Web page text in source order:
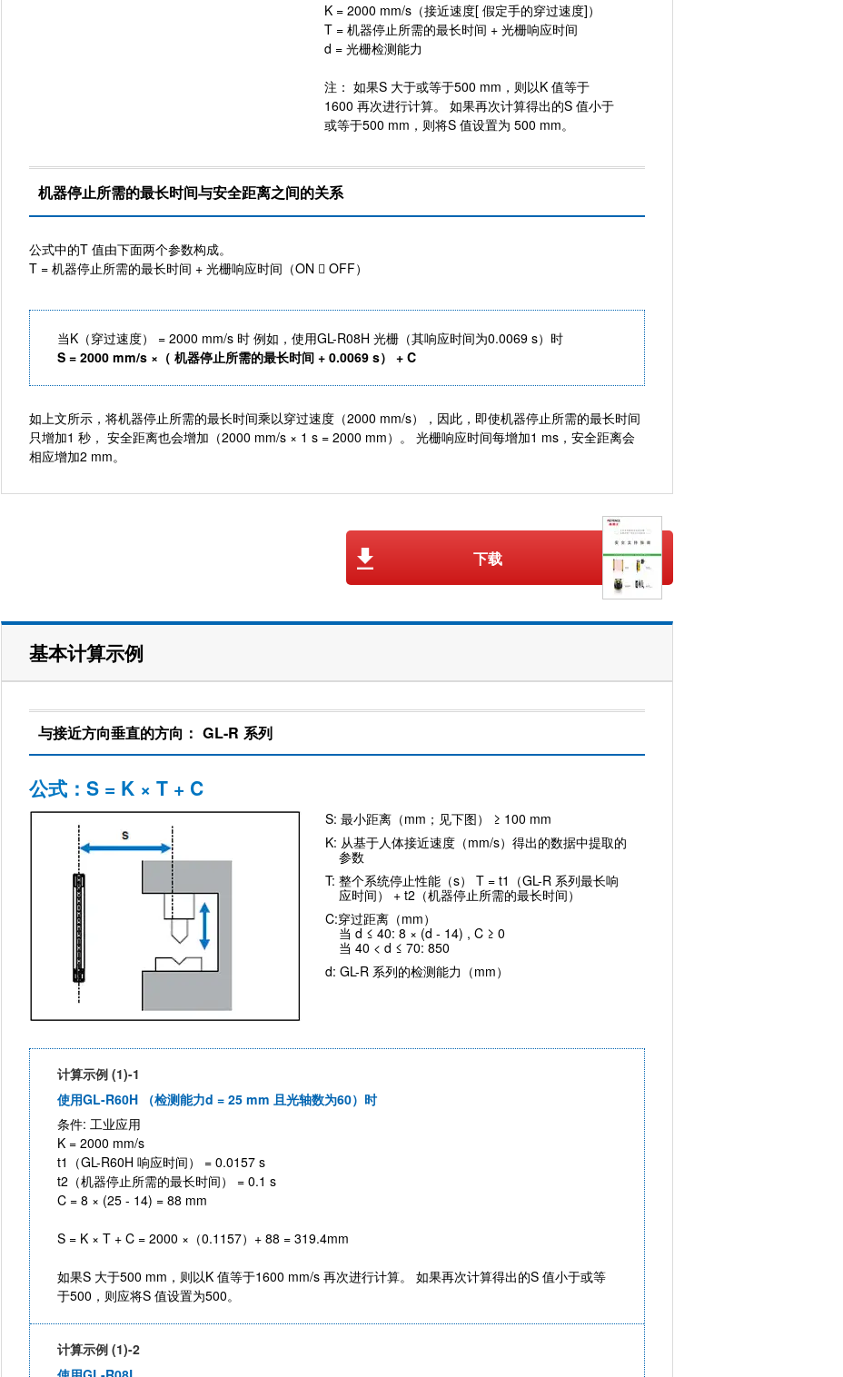
K = 2000 mm/s（接近速度[ 假定手的穿过速度]）
T = 机器停止所需的最长时间 + 光栅响应时间
d = 光栅检测能力
注： 如果S 大于或等于500 mm，则以K 值等于
1600 再次进行计算。 如果再次计算得出的S 值小于
或等于500 mm，则将S 值设置为 500 mm。
机器停止所需的最长时间与安全距离之间的关系
公式中的T 值由下面两个参数构成。
T = 机器停止所需的最长时间 + 光栅响应时间（ON  OFF）
当K（穿过速度） = 2000 mm/s 时 例如，使用GL-R08H 光栅（其响应时间为0.0069 s）时
S = 2000 mm/s ×（ 机器停止所需的最长时间 + 0.0069 s） + C
如上文所示，将机器停止所需的最长时间乘以穿过速度（2000 mm/s），因此，即使机器停止所需的最长时间
只增加1 秒， 安全距离也会增加（2000 mm/s × 1 s = 2000 mm）。 光栅响应时间每增加1 ms，安全距离会
相应增加2 mm。
下载
基本计算示例
与接近方向垂直的方向： GL-R 系列
公式：S = K × T + C
S: 最小距离（mm；见下图） ≥ 100 mm
K: 从基于人体接近速度（mm/s）得出的数据中提取的
参数
T: 整个系统停止性能（s） T = t1（GL-R 系列最长响
应时间） + t2（机器停止所需的最长时间）
C:穿过距离（mm）
当 d ≤ 40: 8 × (d - 14) , C ≥ 0
当 40 < d ≤ 70: 850
d: GL-R 系列的检测能力（mm）
计算示例 (1)-1
使用GL-R60H （检测能力d = 25 mm 且光轴数为60）时
条件: 工业应用
K = 2000 mm/s
t1（GL-R60H 响应时间） = 0.0157 s
t2（机器停止所需的最长时间） = 0.1 s
C = 8 × (25 - 14) = 88 mm
S = K × T + C = 2000 ×（0.1157）+ 88 = 319.4mm
如果S 大于500 mm，则以K 值等于1600 mm/s 再次进行计算。 如果再次计算得出的S 值小于或等
于500，则应将S 值设置为500。
计算示例 (1)-2